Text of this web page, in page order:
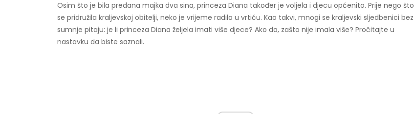
Osim što je bila predana majka dva sina, princeza Diana također je voljela i djecu općenito. Prije nego što
se pridružila kraljevskoj obitelji, neko je vrijeme radila u vrtiću. Kao takvi, mnogi se kraljevski sljedbenici bez
sumnje pitaju: je li princeza Diana željela imati više djece? Ako da, zašto nije imala više? Pročitajte u
nastavku da biste saznali.